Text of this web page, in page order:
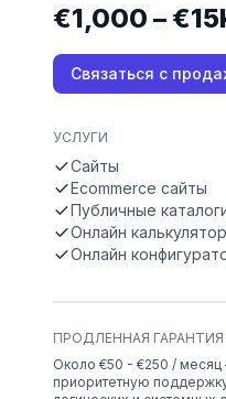
€1,000 –
Связаться с
УСЛУГИ
Сайты
Ecommerce сайты
Публичные
Онлайн
Онлайн
ПРОДЛЕННАЯ ГАРАНТИЯ
Около €50 - €250 / месяц
приоритетную